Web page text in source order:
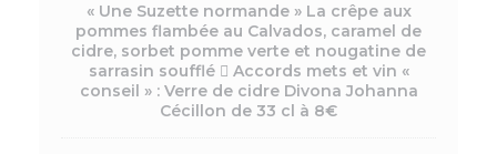
« Une Suzette normande » La crêpe aux
pommes flambée au Calvados, caramel de
cidre, sorbet pomme verte et nougatine de
sarrasin soufflé  Accords mets et vin «
conseil » : Verre de cidre Divona Johanna
Cécillon de 33 cl à 8€